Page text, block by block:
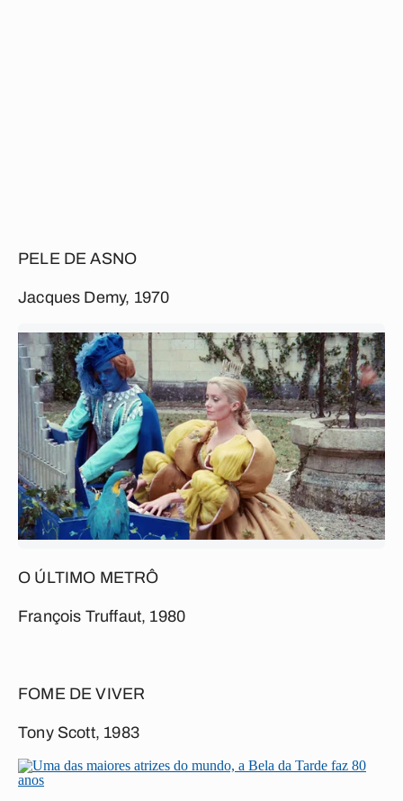
PELE DE ASNO
Jacques Demy, 1970
O ÚLTIMO METRÔ
François Truffaut, 1980
FOME DE VIVER
Tony Scott, 1983